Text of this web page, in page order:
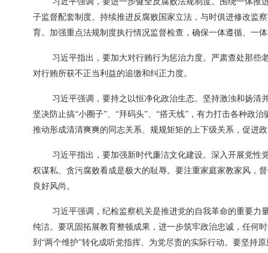
子监督配套制度。持续推进反腐败国家立法，与时俱进修改监
育。加强重点法规制度执行情况监督检查，确保一体遵循、一
习近平指出，要加大对行贿行为惩治力度。严肃查处那
对行贿所获不正当利益的追缴和纠正力度。
习近平强调，要持之以恒净化政治生态。坚持激浊和扬清
坚决防止搞“小圈子”、“拜码头”、“搭天线”，有力打击各种政
推动形成清清爽爽的同志关系、规规矩矩的上下级关系，促进
习近平指出，要加强新时代廉洁文化建设。深入开展党
权谋私、贪污腐败看成是极大的耻辱。要注重家庭家教家风，
良好风尚。
习近平强调，纪检监察机关是推进党的自我革命的重要
纯洁。要巩固拓展教育整顿成果，进一步筑牢政治忠诚，任何
到“两个维护”转化成听党指挥、为党尽责的实际行动。要坚持